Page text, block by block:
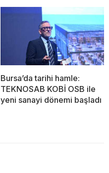
Bursa’da tarihi hamle:
TEKNOSAB KOBİ OSB ile
yeni sanayi dönemi başladı